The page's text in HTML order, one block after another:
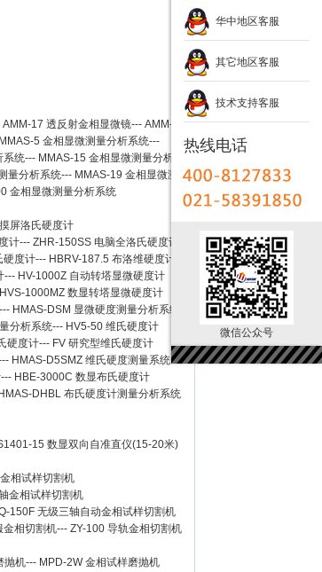
AMM-17 透反射金相显微镜--- AMM-
MMAS-5 金相显微测量分析系统---
系统--- MMAS-15 金相显微测量分析系
量分析系统--- MMAS-19 金相显微测
金相显微测量分析系统
屏洛氏硬度计
计--- ZHR-150SS 电脑全洛氏硬度计
硬度计--- HBRV-187.5 布洛维硬度计
--- HV-1000Z 自动转塔显微硬度计
HVS-1000MZ 数显转塔显微硬度计
--- HMAS-DSM 显微硬度测量分析系统
分析系统--- HV5-50 维氏硬度计
硬度计--- FV 研究型维氏硬度计
HMAS-D5SMZ 维氏硬度测量系统
--- HBE-3000C 数显布氏硬度计
HMAS-DHBL 布氏硬度计测量分析系统
15 数显双向自准直仪(15-20米)
金相试样切割机
金相试样切割机
150F 无级三轴自动金相试样切割机
金相切割机--- ZY-100 导轨金相切割机
抛机--- MPD-2W 金相试样磨抛机
华中地区客服
其它地区客服
技术支持客服
热线电话
微信公众号